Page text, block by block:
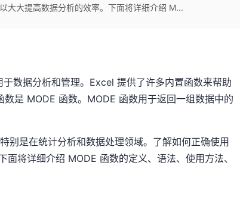
大大提高数据分析的效率。下面将详细介绍 M...
数据分析和管理。Excel 提供了许多内置函数来帮助
是 MODE 函数。MODE 函数用于返回一组数据中的
别是在统计分析和数据处理领域。了解如何正确使用
将详细介绍 MODE 函数的定义、语法、使用方法、